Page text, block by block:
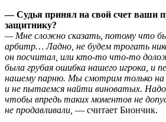
—Судья принял на свой счет ваши
защитнику?
—Мне сложно сказать, потому что
арбитр… Ладно, не будем трогать
он посчитал или кто-то что-то
была грубая ошибка нашего игрока, и
нашему парню. Мы смотрим только на
и не пытаемся найти виноватых.
чтобы впредь таких моментов не
не продавливали, — считает Биончик.